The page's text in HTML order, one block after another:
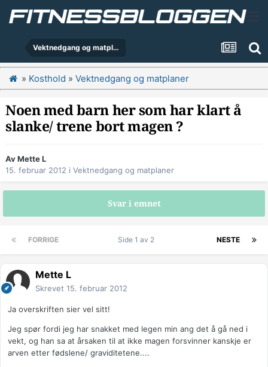
Vektnedgang og matplaner
» Kosthold » Vektnedgang og matplaner
Noen med barn her som har klart å
slanke/ trene bort magen ?
AvMette L
15. februar 2012 i Vektnedgang og matplaner
Svar i emnet
FORRIGE NESTE
Side 1 av 2
Mette L
Skrevet 15. februar 2012
Ja overskriften sier vel sitt!
Jeg spør fordi jeg har snakket med legen min ang det å gå ned i
vekt, og han sa at årsaken til at ikke magen forsvinner kanskje er
arven etter fødslene/ graviditetene....